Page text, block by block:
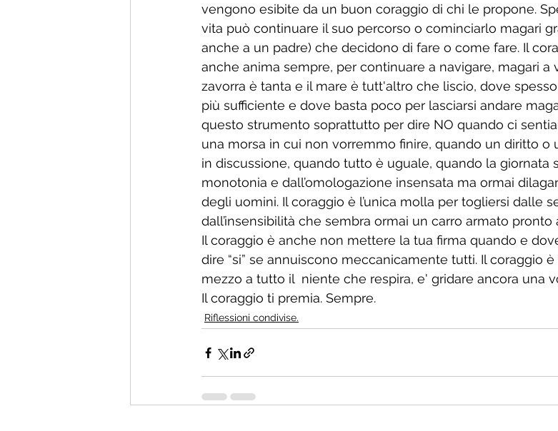
vengono esibite da un buon coraggio di chi le propone.
vita può continuare il suo percorso o cominciarlo magari
anche a un padre) che decidono di fare o come fare. Il
anche anima sempre, per continuare a navigare, magari a
zavorra è tanta e il mare è tutt'altro che liscio, dove
più sufficiente e dove basta poco per lasciarsi andare
questo strumento soprattutto per dire NO quando ci
una morsa in cui non vorremmo finire, quando un diritto o
in discussione, quando tutto è uguale, quando la giornata
monotonia e dall’omologazione insensata ma ormai
degli uomini. Il coraggio è l’unica molla per togliersi dalle
dall’insensibilità che sembra ormai un carro armato
Il coraggio è anche non mettere la tua firma quando e
dire “si” se annuiscono meccanicamente tutti. Il coraggio
mezzo a tutto il  niente che respira, e' gridare ancora una
Il coraggio ti premia. Sempre.
Riflessioni condivise.